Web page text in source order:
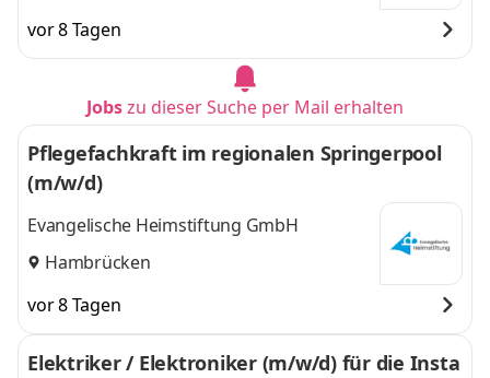
vor 8 Tagen
Jobszu dieser Suche per Mail erhalten
Pflegefachkraft im regionalen Springerpool
(m/w/d)
Evangelische Heimstiftung GmbH
Hambrücken
vor 8 Tagen
Elektriker / Elektroniker (m/w/d) für die Insta